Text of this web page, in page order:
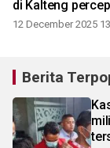
di Kalteng
pemutakhiran
12 December 2025
Berita